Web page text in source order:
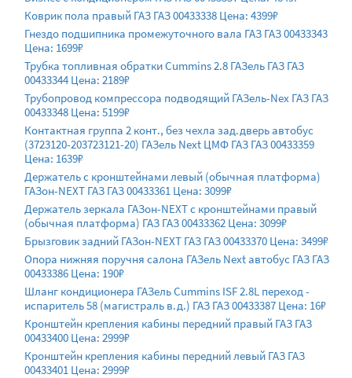
Коврик пола правый ГАЗ ГАЗ 00433338 Цена: 4399₽
Гнездо подшипника промежуточного вала ГАЗ ГАЗ 00433343
Цена: 1699₽
Трубка топливная обратки Cummins 2.8 ГАЗель ГАЗ ГАЗ
00433344 Цена: 2189₽
Трубопровод компрессора подводящий ГАЗель-Nex ГАЗ ГАЗ
00433348 Цена: 5199₽
Контактная группа 2 конт., без чехла зад.дверь автобус
(3723120-203723121-20) ГАЗель Next ЦМФ ГАЗ ГАЗ 00433359
Цена: 1639₽
Держатель с кронштейнами левый (обычная платформа)
ГАЗон-NEXT ГАЗ ГАЗ 00433361 Цена: 3099₽
Держатель зеркала ГАЗон-NEXT с кронштейнами правый
(обычная платформа) ГАЗ ГАЗ 00433362 Цена: 3099₽
Брызговик задний ГАЗон-NEXT ГАЗ ГАЗ 00433370 Цена: 3499₽
Опора нижняя поручня салона ГАЗель Next автобус ГАЗ ГАЗ
00433386 Цена: 190₽
Шланг кондиционера ГАЗель Cummins ISF 2.8L переход -
испаритель 58 (магистраль в.д.) ГАЗ ГАЗ 00433387 Цена: 16₽
Кронштейн крепления кабины передний правый ГАЗ ГАЗ
00433400 Цена: 2999₽
Кронштейн крепления кабины передний левый ГАЗ ГАЗ
00433401 Цена: 2999₽